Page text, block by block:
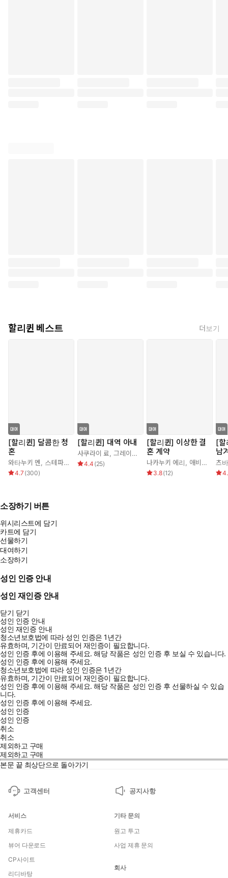
할리퀸 베스트 더보기
[할리퀸] 달콤한 청
혼
와타누키 멘 스테파니 로렌스
4.7 (300)
[할리퀸] 대역 아내
사쿠라이 료 그레이스 그린
4.4 (25)
[할리퀸] 이상한 결
혼 계약
나카누키 에리 애비 그린
3.8(12)
[할
남
츠
소장하기 버튼
위시리스트에 담기
카트에 담기
선물하기
대여하기
소장하기
성인 인증 안내
성인 재인증 안내
닫기 닫기
성인 인증 안내
성인 재인증 안내
청소년보호법에 따라 성인 인증은 1년간
유효하며, 기간이 만료되어 재인증이 필요합니다.
성인 인증 후에 이용해 주세요.해당 작품은 성인 인증 후 보실 수 있습니다.
성인 인증 후에 이용해 주세요.
청소년보호법에 따라 성인 인증은 1년간
유효하며, 기간이 만료되어 재인증이 필요합니다.
성인 인증 후에 이용해 주세요.해당 작품은 성인 인증 후 선물하실 수 있습
니다.
성인 인증 후에 이용해 주세요.
성인 인증
성인 인증
취소
취소
제외하고 구매
제외하고 구매
본문 끝 최상단으로 돌아가기
고객센터 공지사항
서비스
제휴카드
뷰어 다운로드
CP사이트
리디바탕
기타 문의
원고 투고
사업 제휴 문의
회사